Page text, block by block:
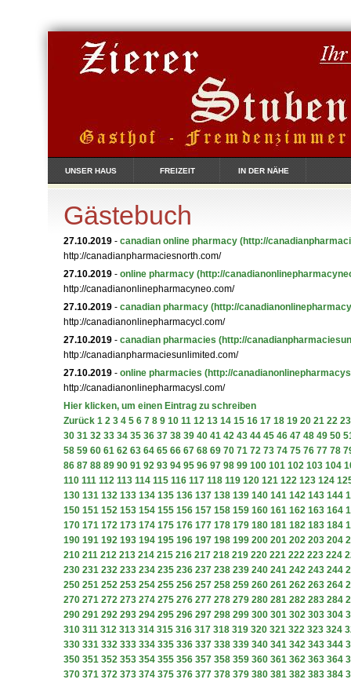
UNSER HAUS FREIZEIT IN DER NÄHE
Gästebuch
27.10.2019 - canadian online pharmacy (http://
http://canadianpharmaciesnorth.com/
27.10.2019 - online pharmacy (http://
http://canadianonlinepharmacyneo.com/
27.10.2019 - canadian pharmacy (http://
http://canadianonlinepharmacycl.com/
27.10.2019 - canadian pharmacies (http://
http://canadianpharmaciesunlimited.com/
27.10.2019 - online pharmacies (http://
http://canadianonlinepharmacysl.com/
Hier klicken, um einen Eintrag zu schreiben
Zurück 1 2 3 4 5 6 7 8 9 10 11 12 13 14 15 16 17 18 19 20 21 22 23
30 31 32 33 34 35 36 37 38 39 40 41 42 43 44 45 46 47 48 49 50
58 59 60 61 62 63 64 65 66 67 68 69 70 71 72 73 74 75 76 77 78
86 87 88 89 90 91 92 93 94 95 96 97 98 99 100 101 102 103 104
110 111 112 113 114 115 116 117 118 119 120 121 122 123 124
130 131 132 133 134 135 136 137 138 139 140 141 142 143 144
150 151 152 153 154 155 156 157 158 159 160 161 162 163 164
170 171 172 173 174 175 176 177 178 179 180 181 182 183 184
190 191 192 193 194 195 196 197 198 199 200 201 202 203 204
210 211 212 213 214 215 216 217 218 219 220 221 222 223 224
230 231 232 233 234 235 236 237 238 239 240 241 242 243 244
250 251 252 253 254 255 256 257 258 259 260 261 262 263 264
270 271 272 273 274 275 276 277 278 279 280 281 282 283 284
290 291 292 293 294 295 296 297 298 299 300 301 302 303 304
310 311 312 313 314 315 316 317 318 319 320 321 322 323 324
330 331 332 333 334 335 336 337 338 339 340 341 342 343 344
350 351 352 353 354 355 356 357 358 359 360 361 362 363 364
370 371 372 373 374 375 376 377 378 379 380 381 382 383 384